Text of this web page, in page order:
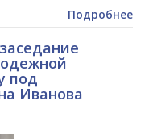
Подробнее
под
Иванова